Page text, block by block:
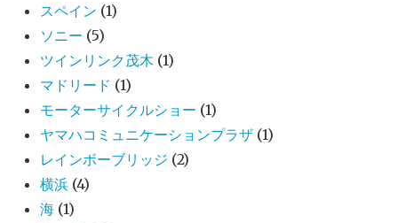
スペイン (1)
ソニー (5)
ツインリンク茂木 (1)
マドリード (1)
モーターサイクルショー (1)
ヤマハコミュニケーションプラザ (1)
レインボーブリッジ (2)
横浜 (4)
海 (1)